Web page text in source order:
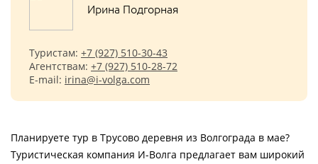
Ирина Подгорная
Туристам: +7 (927) 510-30-43
Агентствам: +7 (927) 510-28-72
E-mail: irina@i-volga.com
Планируете тур в Трусово деревня из Волгограда в мае?
Туристическая компания И-Волга предлагает вам широкий